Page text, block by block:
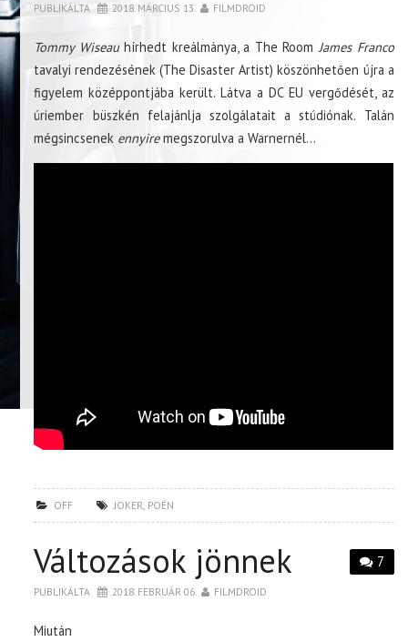
PUBLIKÁLTA 2018. MÁRCIUS 13. FILMDROID
Tommy Wiseauhírhedt kreálmánya, a The RoomJames Franco
tavalyi rendezésének (The Disaster Artist) köszönhetően újra a
figyelem középpontjába került. Látva a DC EU vergődését, az
úriember büszkén felajánlja szolgálatait a stúdiónak. Talán
mégsincsenek ennyiremegszorulva a Warnernél…
OFF JOKER, POÉN
7
Változások jönnek
PUBLIKÁLTA 2018. FEBRUÁR 06. FILMDROID
Miután